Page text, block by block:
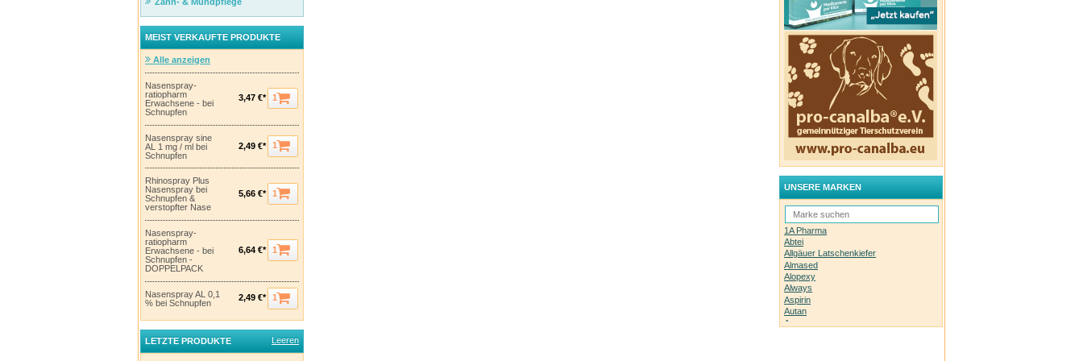
MEIST VERKAUFTE PRODUKTE
Alle anzeigen
Nasenspray-
ratiopharm
Erwachsene - bei
Schnupfen
3,47 €* 1
Nasenspray sine
AL 1 mg / ml bei
Schnupfen
2,49 €* 1
Rhinospray Plus
Nasenspray bei
Schnupfen &
verstopfter Nase
5,66 €* 1
Nasenspray-
ratiopharm
Erwachsene - bei
Schnupfen -
DOPPELPACK
6,64 €* 1
Nasenspray AL 0,1
% bei Schnupfen
2,49 €* 1
LETZTE PRODUKTE Leeren
UNSERE MARKEN
1A Pharma
Abtei
Allgäuer Latschenkiefer
Almased
Alopexy
Always
Aspirin
Autan
Avene